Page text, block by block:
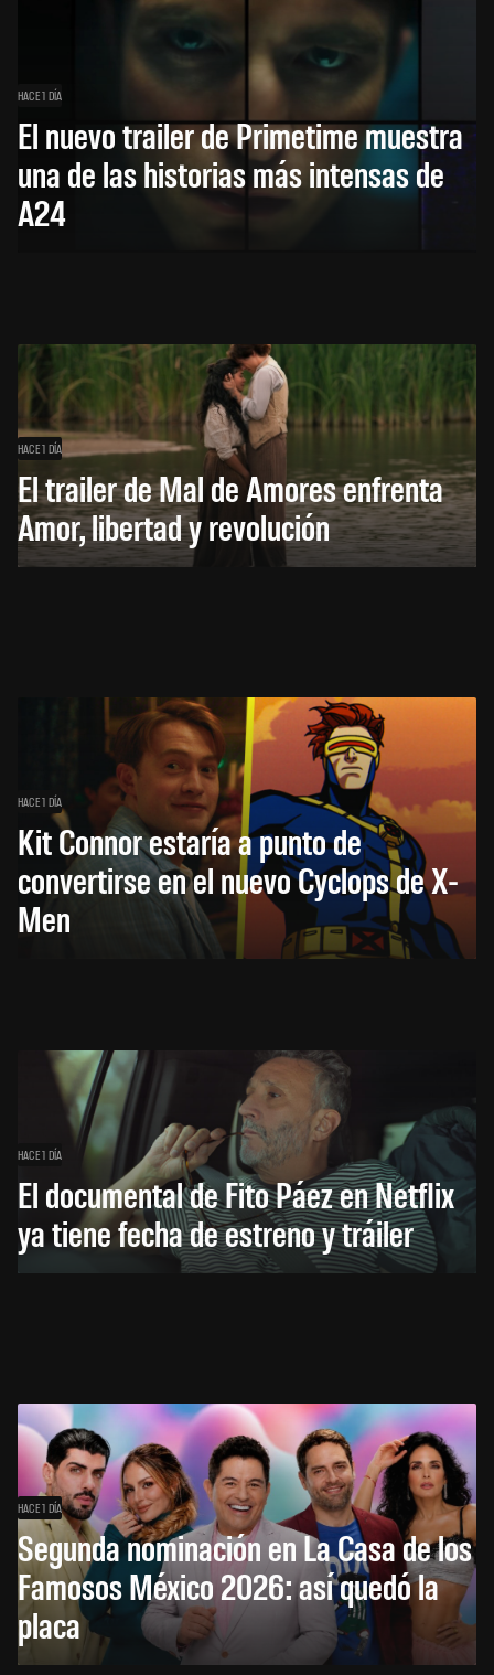
HACE 1 DÍA
El nuevo trailer de Primetime muestra
una de las historias más intensas de
A24
HACE 1 DÍA
El trailer de Mal de Amores enfrenta
Amor, libertad y revolución
HACE 1 DÍA
Kit Connor estaría a punto de
convertirse en el nuevo Cyclops de X-
Men
HACE 1 DÍA
El documental de Fito Páez en Netflix
ya tiene fecha de estreno y tráiler
HACE 1 DÍA
Segunda nominación en La Casa de los
Famosos México 2026: así quedó la
placa